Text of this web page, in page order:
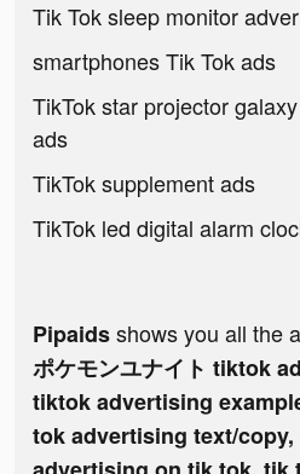
Tik Tok sleep monitor
smartphones Tik Tok ads
TikTok star projector
ads
TikTok supplement ads
TikTok led digital alarm
Pipaidsshows you all the
ポケモンユナイト tiktok
tiktok advertising
tok advertising text/